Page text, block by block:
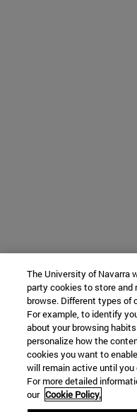
The University of Navarra
party cookies to store and
browse. Different types of
For example, to identify
about your browsing
personalize how the
cookies you want to
will remain active until
For more detailed
our Cookie Policy.